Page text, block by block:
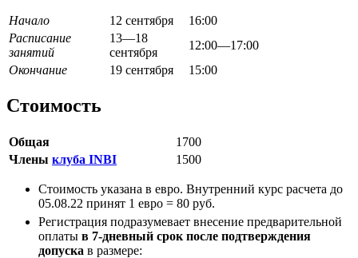
Начало 12 сентября
16:00
Расписание
занятий
13—18
сентября
12:00—17:00
Окончание
19 сентября 15:00
Стоимость
Общая
1700
Члены клуба INBI 1500
Стоимость указана в евро. Внутренний курс расчета до
05.08.22 принят 1 евро = 80 руб.
Регистрация подразумевает внесение предварительной
оплаты в 7-дневный срок после подтверждения
допуска в размере: